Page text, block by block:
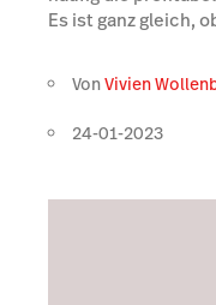
Es ist ganz gleich,
VonVivien
24-01-2023